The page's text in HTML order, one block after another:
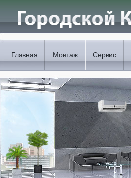
Главная Монтаж Сервис